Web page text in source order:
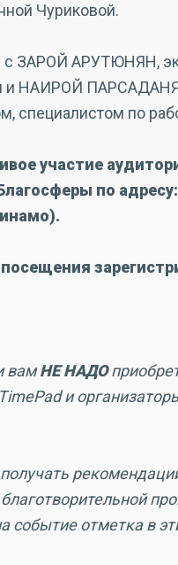
Чуриковой.
с ЗАРОЙ АРУТЮНЯН,
и НАИРОЙ
специалистом по
участие
по
вамНЕ НАДО
и
событие отметка в